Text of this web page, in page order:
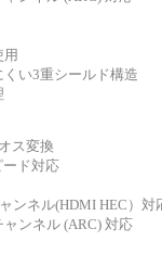
い3重シールド構造
ス変換
ド対応
ンネル(HDMI HEC）対
ンネル (ARC) 対応